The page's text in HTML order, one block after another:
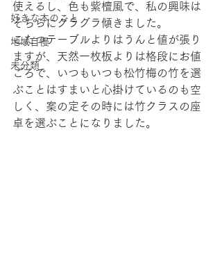
好きな本のこと
地域自慢
未分類
使えるし、色も紫檀風で、私の興味は
そちらにグラグラ傾きました。
こたつテーブルよりはうんと値が張り
ますが、天然一枚板よりは格段にお値
ごろで、いつもいつも松竹梅の竹を選
ぶことはすまいと心掛けているのも空
しく、案の定その時には竹クラスの座
卓を選ぶことになりました。